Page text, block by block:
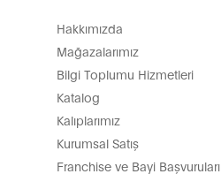
Hakkımızda
Mağazalarımız
Bilgi Toplumu Hizmetleri
Katalog
Kalıplarımız
Kurumsal Satış
Franchise ve Bayi Başvuruları